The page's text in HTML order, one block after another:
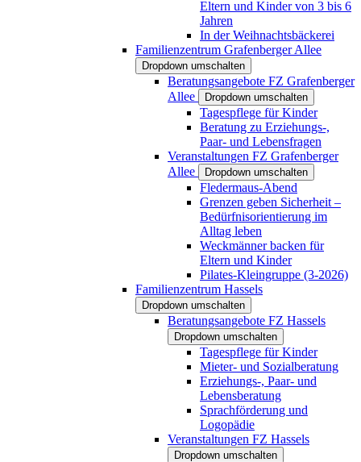
Eltern und Kinder von 3 bis 6
Jahren
In der Weihnachtsbäckerei
Familienzentrum Grafenberger Allee
Dropdown umschalten
Beratungsangebote FZ Grafenberger
Allee
Dropdown umschalten
Tagespflege für Kinder
Beratung zu Erziehungs-,
Paar- und Lebensfragen
Veranstaltungen FZ Grafenberger
Allee
Dropdown umschalten
Fledermaus-Abend
Grenzen geben Sicherheit –
Bedürfnisorientierung im
Alltag leben
Weckmänner backen für
Eltern und Kinder
Pilates-Kleingruppe (3-2026)
Familienzentrum Hassels
Dropdown umschalten
Beratungsangebote FZ Hassels
Dropdown umschalten
Tagespflege für Kinder
Mieter- und Sozialberatung
Erziehungs-, Paar- und
Lebensberatung
Sprachförderung und
Logopädie
Veranstaltungen FZ Hassels
Dropdown umschalten